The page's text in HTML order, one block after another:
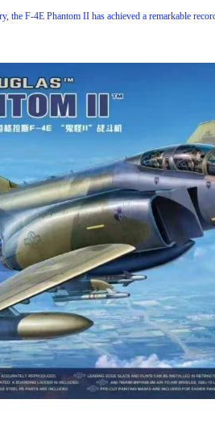
the F-4E Phantom II has achieved a remarkable